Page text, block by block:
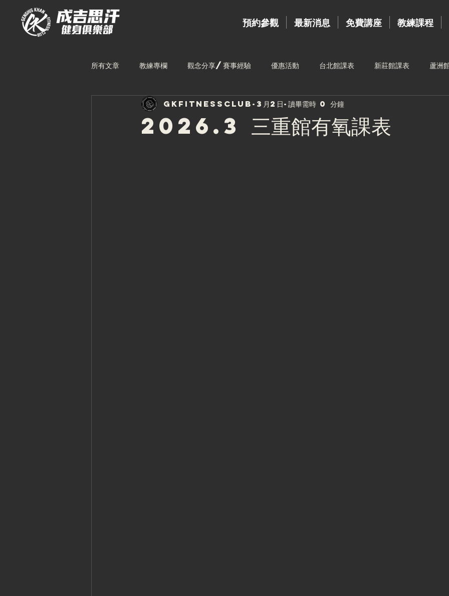
預約參觀 最新消息 免費講座 教練課程
所有文章 教練專欄 觀念分享/賽事經驗 優惠活動 台北館課表 新莊館課表 蘆洲
林口館課表 中壢館課表 台中館課表 高雄館課表 運動按摩
2026.3 三重館有氧課表
gkfitnessclub 3月2日 讀畢需時 0 分鐘